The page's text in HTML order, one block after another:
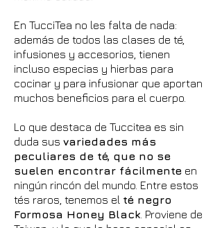
En TucciTea no les falta de nada:
además de todos las clases de té,
infusiones y accesorios, tienen
incluso especias y hierbas para
cocinar y para infusionar que aportan
muchos beneficios para el cuerpo.
Lo que destaca de Tuccitea es sin
duda sus variedades más
peculiares de té, que no se
suelen encontrar fácilmente en
ningún rincón del mundo. Entre estos
tés raros, tenemos el té negro
Formosa Honey Black . Proviene de